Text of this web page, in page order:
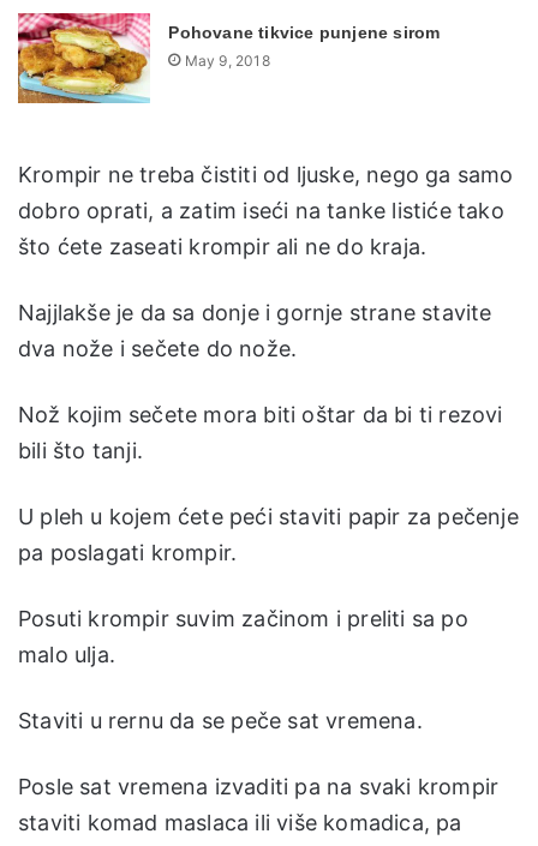
Pohovane tikvice punjene sirom
May 9, 2018
Krompir ne treba čistiti od ljuske, nego ga samo
dobro oprati, a zatim iseći na tanke listiće tako
što ćete zaseati krompir ali ne do kraja.
Najjlakše je da sa donje i gornje strane stavite
dva nože i sečete do nože.
Nož kojim sečete mora biti oštar da bi ti rezovi
bili što tanji.
U pleh u kojem ćete peći staviti papir za pečenje
pa poslagati krompir.
Posuti krompir suvim začinom i preliti sa po
malo ulja.
Staviti u rernu da se peče sat vremena.
Posle sat vremena izvaditi pa na svaki krompir
staviti komad maslaca ili više komadica, pa